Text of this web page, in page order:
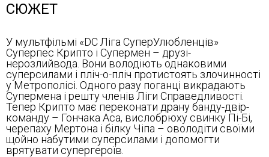
СЮЖЕТ
У мультфільмі «DC Ліга СуперУлюбленців»
Суперпес Крипто і Супермен – друзі-
нерозлийвода. Вони володіють однаковими
суперсилами і пліч-о-пліч протистоять злочинності
у Метрополісі. Одного разу поганці викрадають
Супермена і решту членів Ліги Справедливості.
Тепер Крипто має переконати драну банду-двір-
команду – Гончака Аса, вислобрюху свинку Пі-Бі,
черепаху Мертона і білку Чіпа – оволодіти своїми
щойно набутими суперсилами і допомогти
врятувати супергероїв.